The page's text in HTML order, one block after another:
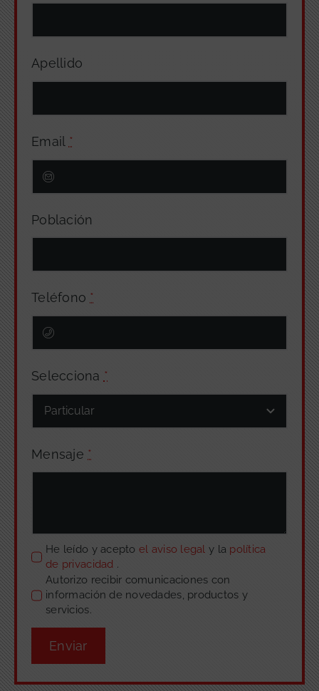
Apellido
Email *
Población
Teléfono *
Selecciona *
Mensaje *
He leído y acepto el aviso legaly la política
de privacidad .
Autorizo recibir comunicaciones con
información de novedades, productos y
servicios.
Enviar